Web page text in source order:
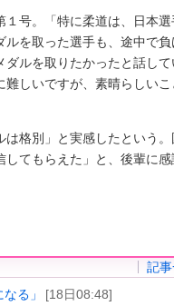
号。「特に柔道は、日本選
を取った選手も、途中で負
ルを取りたかったと話して
しいですが、素晴らしいこ
格別」と実感したという。
てもらえた」と、後輩に感
記
る」 [18日08:48]